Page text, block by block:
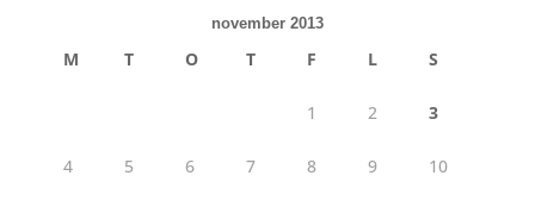
november 2013
M T O T F L S
1 2 3
4 5 6 7 8 9 10